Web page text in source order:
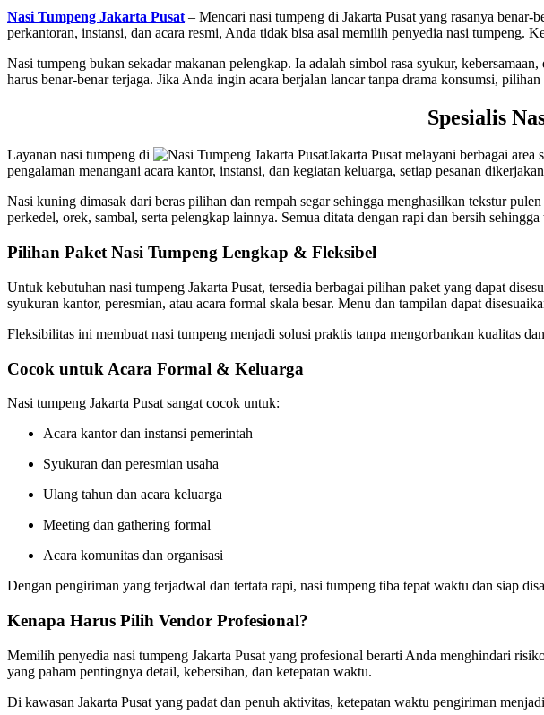
Nasi Tumpeng Jakarta Pusat – Mencari nasi tumpeng di Jakarta Pusat yang rasanya
perkantoran, instansi, dan acara resmi, Anda tidak bisa asal memilih penyedia nasi tumpeng.
Nasi tumpeng bukan sekadar makanan pelengkap. Ia adalah simbol rasa syukur,
harus benar-benar terjaga. Jika Anda ingin acara berjalan lancar tanpa drama konsumsi,
Spesialis
Layanan nasi tumpeng di
Jakarta Pusat melayani berbagai
pengalaman menangani acara kantor, instansi, dan kegiatan keluarga, setiap pesanan
Nasi kuning dimasak dari beras pilihan dan rempah segar sehingga menghasilkan tekstur
perkedel, orek, sambal, serta pelengkap lainnya. Semua ditata dengan rapi dan bersih
Pilihan Paket Nasi Tumpeng Lengkap & Fleksibel
Untuk kebutuhan nasi tumpeng Jakarta Pusat, tersedia berbagai pilihan paket yang dapat
syukuran kantor, peresmian, atau acara formal skala besar. Menu dan tampilan dapat
Fleksibilitas ini membuat nasi tumpeng menjadi solusi praktis tanpa mengorbankan kualitas
Cocok untuk Acara Formal & Keluarga
Nasi tumpeng Jakarta Pusat sangat cocok untuk:
Acara kantor dan instansi pemerintah
Syukuran dan peresmian usaha
Ulang tahun dan acara keluarga
Meeting dan gathering formal
Acara komunitas dan organisasi
Dengan pengiriman yang terjadwal dan tertata rapi, nasi tumpeng tiba tepat waktu dan siap
Kenapa Harus Pilih Vendor Profesional?
Memilih penyedia nasi tumpeng Jakarta Pusat yang profesional berarti Anda menghindari
yang paham pentingnya detail, kebersihan, dan ketepatan waktu.
Di kawasan Jakarta Pusat yang padat dan penuh aktivitas, ketepatan waktu pengiriman